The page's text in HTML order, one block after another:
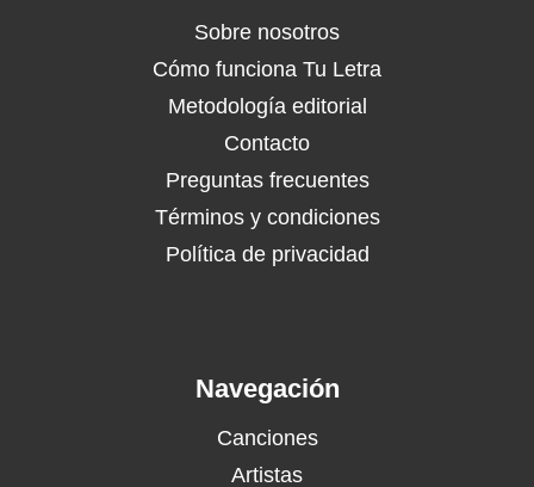
Sobre nosotros
Cómo funciona Tu Letra
Metodología editorial
Contacto
Preguntas frecuentes
Términos y condiciones
Política de privacidad
Navegación
Canciones
Artistas